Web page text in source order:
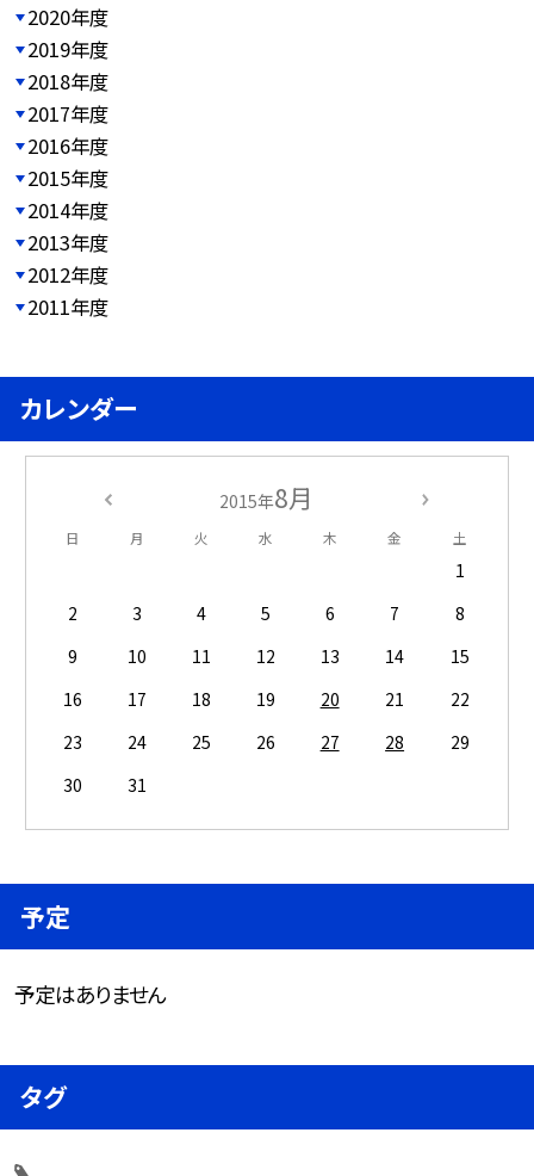
2020年度
2019年度
2018年度
2017年度
2016年度
2015年度
2014年度
2013年度
2012年度
2011年度
カレンダー
2015年8月
日 月 火 水 木 金 土
1
2
3 4 5 6 7
8
9
10 11 12 13 14
15
16
17 18 19 20 21
22
23
24 25 26 27 28
29
30
31
予定
予定はありません
タグ